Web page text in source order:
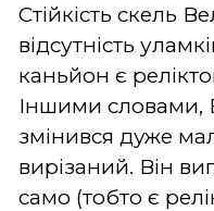
Стійкість скель
відсутність
каньйон є
Іншими словами,
змінився дуже
вирізаний. Він
само (тобто є